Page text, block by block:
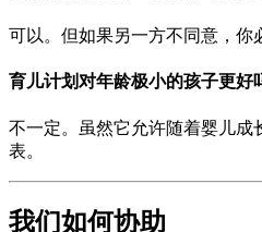
可以。但如果另一方不同意，你
育儿计划对年龄极小的孩子更好
不一定。虽然它允许随着婴儿成
表。
我们如何协助